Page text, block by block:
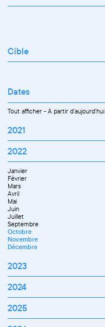
Cible
Dates
Tout afficher-À partir d'aujourd'hui
2021
Septembre
Octobre
Novembre
Décembre
2022
Janvier
Février
Mars
Avril
Mai
Juin
Juillet
Septembre
Octobre
Novembre
Décembre
2023
Janvier
Février
Mars
Avril
2024
Janvier
Février
Mars
2025